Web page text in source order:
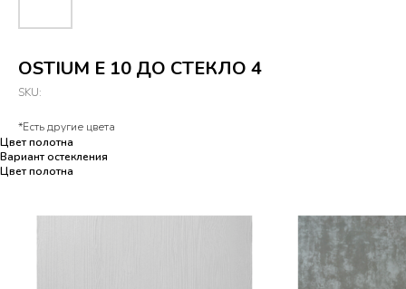
OSTIUM E 10 ДО СТЕКЛО 4
SKU:
*Есть другие цвета
Цвет полотна
Вариант остекления
Цвет полотна